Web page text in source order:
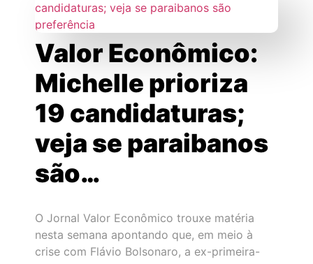
Valor Econômico:
Michelle prioriza
19 candidaturas;
veja se paraibanos
são…
O Jornal Valor Econômico trouxe matéria
nesta semana apontando que, em meio à
crise com Flávio Bolsonaro, a ex-primeira-